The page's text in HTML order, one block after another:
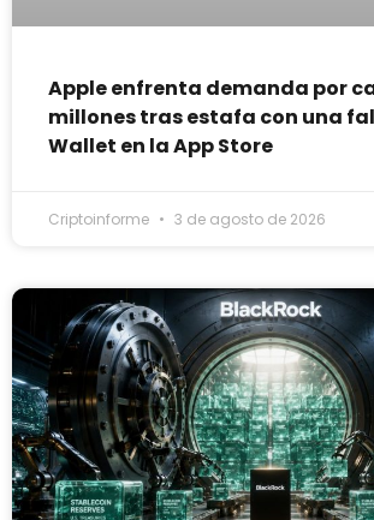
Apple enfrenta demanda por
millones tras estafa con una
Wallet en la App Store
Criptoinforme 3 de agosto de 2026